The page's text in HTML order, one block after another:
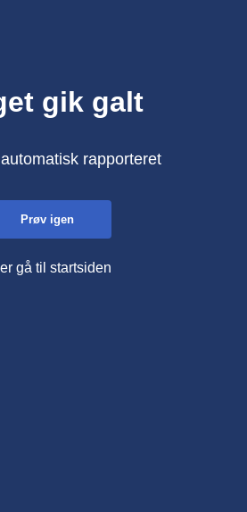
gik galt
rapporteret
Prøv igen
gå til startsiden